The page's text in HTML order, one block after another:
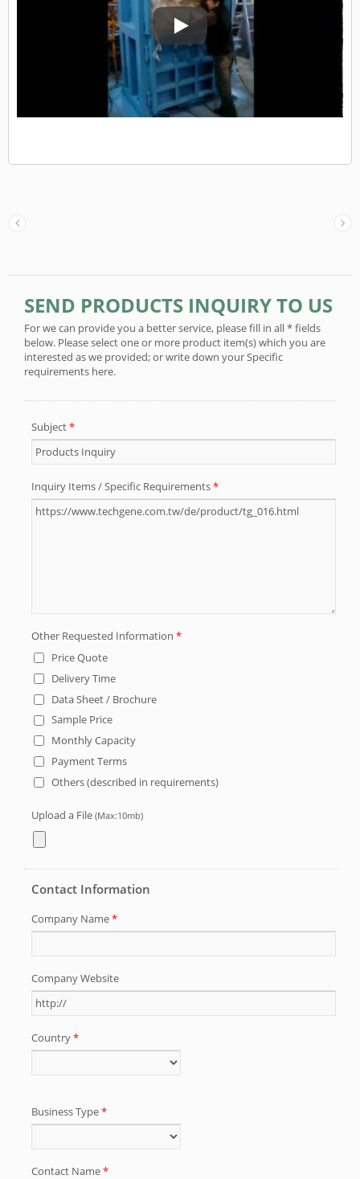
Vertikale Ballenmaschine